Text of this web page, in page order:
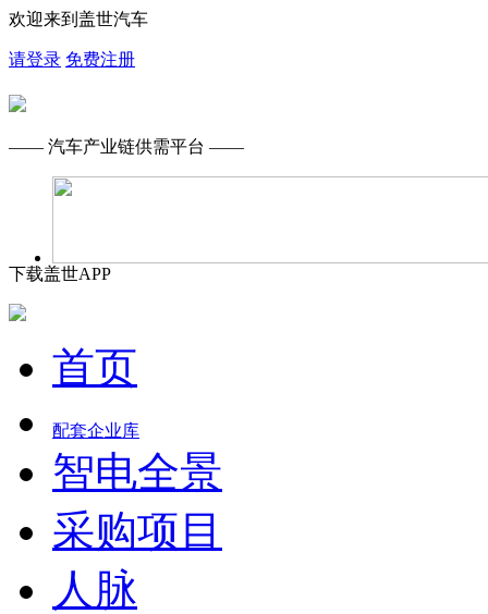
欢迎来到盖世汽车
请登录 免费注册
—— 汽车产业链供需平台 ——
下载盖世APP
首页
配套企业库
智电全景
采购项目
人脉